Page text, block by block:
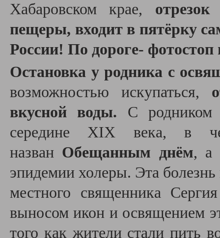
Хабаровском крае,
пещеры, входит в пятёрку
России! По дороге-
Остановка уродника с
возможностью искупаться,
вкусной воды. С родником
середине XIX века, в
назван Обещанным днём, а
эпидемии холеры. Эта
местного священника
выносом икон и освящением
того как жители стали пить